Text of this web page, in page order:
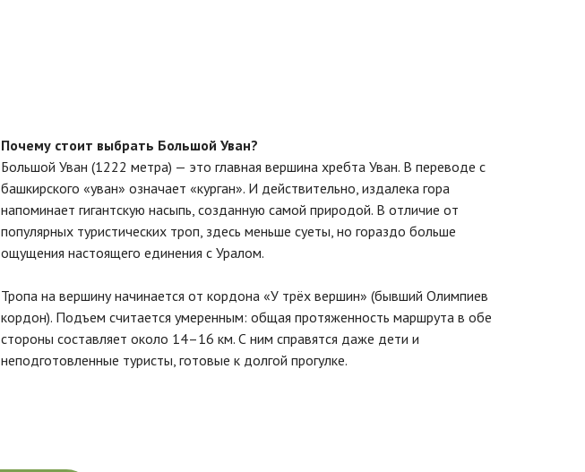
Почему стоит выбрать Большой Уван?
Большой Уван (1222 метра) — это главная вершина хребта Уван. В переводе с
башкирского «уван» означает «курган». И действительно, издалека гора
напоминает гигантскую насыпь, созданную самой природой. В отличие от
популярных туристических троп, здесь меньше суеты, но гораздо больше
ощущения настоящего единения с Уралом.
Тропа на вершину начинается от кордона «У трёх вершин» (бывший Олимпиев
кордон). Подъем считается умеренным: общая протяженность маршрута в обе
стороны составляет около 14–16 км. С ним справятся даже дети и
неподготовленные туристы, готовые к долгой прогулке.